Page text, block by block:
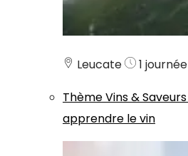
Leucate
1 journée
ThèmeVins & Saveurs
apprendre le vin